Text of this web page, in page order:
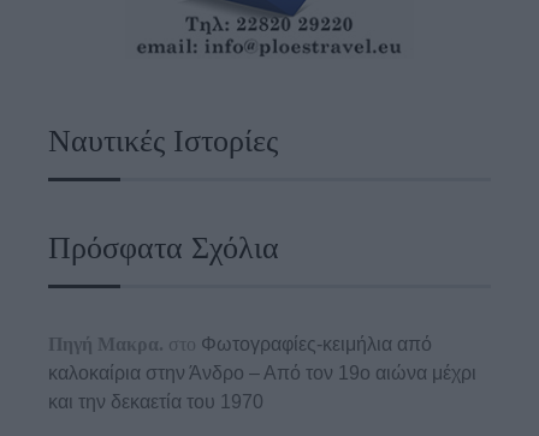
Ναυτικές Ιστορίες
Πρόσφατα Σχόλια
Πηγή Μακρα. στο Φωτογραφίες-κειμήλια από
καλοκαίρια στην Άνδρο – Από τον 19ο αιώνα μέχρι
και την δεκαετία του 1970